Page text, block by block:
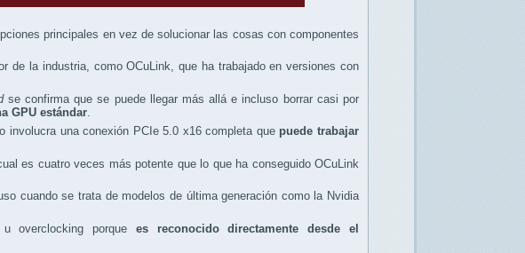
principales en vez de solucionar las cosas con componentes
de la industria, como OCuLink, que ha trabajado en versiones con
se confirma que se puede llegar más allá e incluso borrar casi por
GPU estándar
involucra una conexión PCIe 5.0 x16 completa que puede trabajar
es cuatro veces más potente que lo que ha conseguido OCuLink
cuando se trata de modelos de última generación como la Nvidia
overclocking porque es reconocido directamente desde el